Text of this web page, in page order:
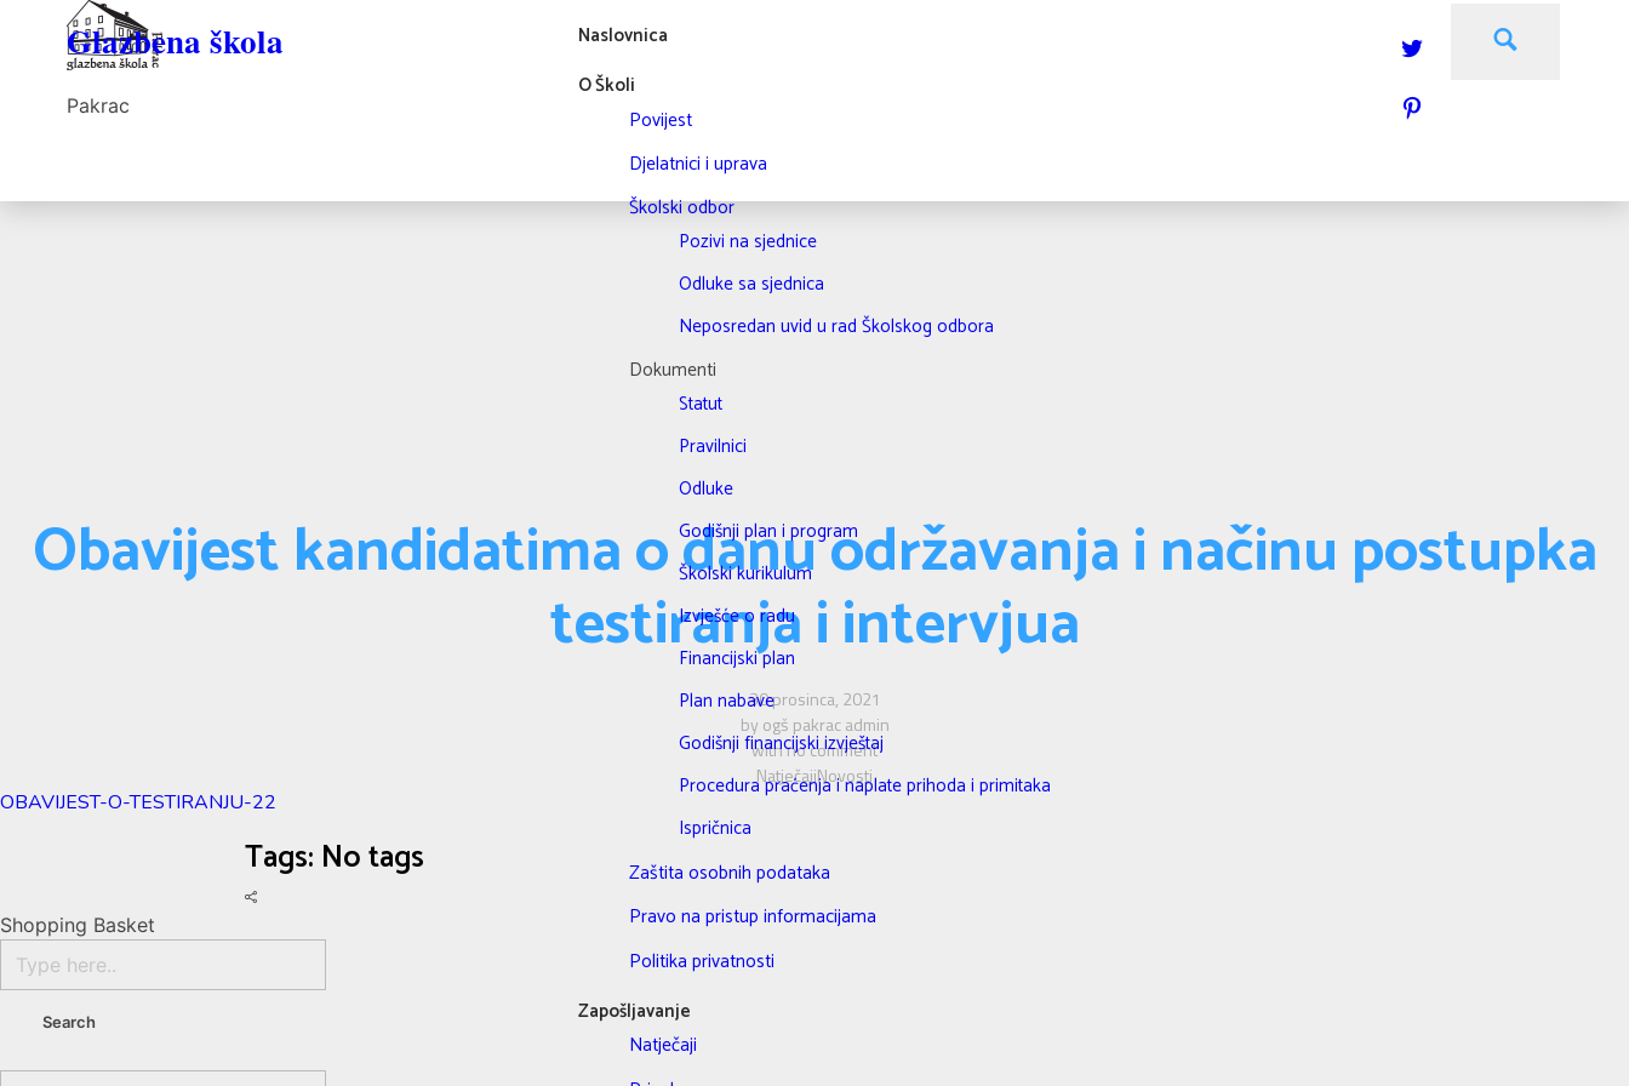
Glazbena škola
Pakrac
Naslovnica
O Školi
Povijest
Djelatnici i uprava
Školski odbor
Pozivi na sjednice
Odluke sa sjednica
Neposredan uvid u rad Školskog odbora
Dokumenti
Statut
Pravilnici
Odluke
Godišnji plan i program
Školski kurikulum
Izvješće o radu
Financijski plan
Plan nabave
Godišnji financijski izvještaj
Procedura praćenja i naplate prihoda i primitaka
Ispričnica
Zaštita osobnih podataka
Pravo na pristup informacijama
Politika privatnosti
Zapošljavanje
Natječaji
Obavijest kandidatima o danu održavanja i načinu postupka
testiranja i intervjua
30 prosinca, 2021
by ogš pakrac admin
withno comment
NatječajiNovosti
OBAVIJEST-O-TESTIRANJU-22
Tags: No tags
Shopping Basket